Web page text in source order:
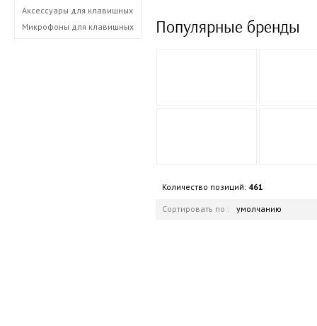
Аксессуары для клавишных
Микрофоны для клавишных
Популярные бренды
Количество позиций: 461
Сортировать по : умолчанию